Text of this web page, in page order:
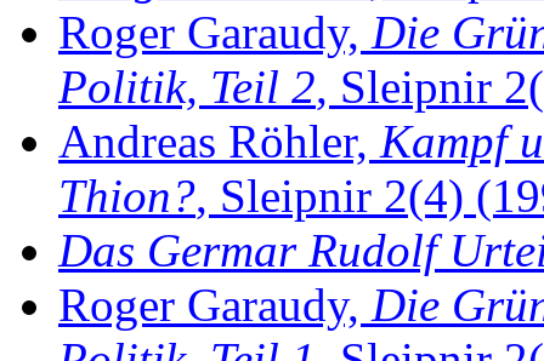
Roger Garaudy, Die
Politik, Teil 2, Sleipnir
Andreas Röhler, Kampf
Thion?, Sleipnir 2(4)
Das Germar Rudolf
Roger Garaudy, Die